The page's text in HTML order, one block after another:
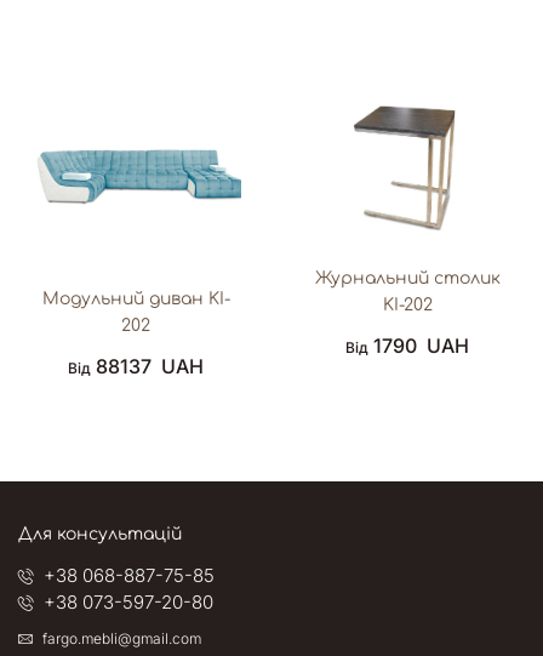
Модульний диван KI-
202
Від 88137 UAH
Журнальний столик
KI-202
Від 1790 UAH
Для консультацій
+38 068-887-75-85
+38 073-597-20-80
fargo.mebli@gmail.com